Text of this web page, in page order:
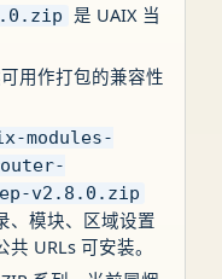
是 UAIX 当
用作打包的兼容性
modules-
v2.8.0.zip
、模块、区域设置
URLs 可安装。